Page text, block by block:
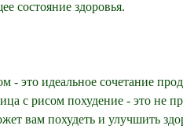
состояние здоровья.
- это идеальное сочетание
с рисом похудение - это не
вам похудеть и улучшить